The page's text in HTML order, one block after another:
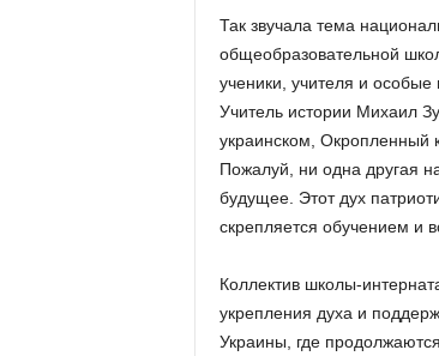
Так звучала тема
общеобразовательной
ученики, учителя и особые
Учитель истории Михаил
украинском, Окропленный
Пожалуй, ни одна другая
будущее. Этот дух
скрепляется обучением и
Коллектив школы-
укрепления духа и
Украины, где